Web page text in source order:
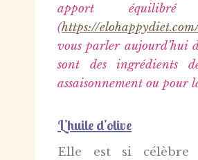
apport
(https://
vous parler aujourd’hui
sont des ingrédients
assaisonnement ou pour
L’huile d’olive
Elle est si célèbre